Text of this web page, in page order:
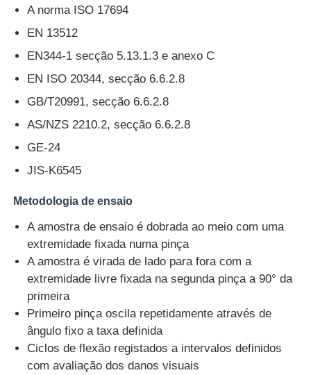
Pedir um orçamento
Equipamento de testes do laboratório
Câmara de Teste Ambiental
Máquina de teste universal
Máquina de testes da abrasão
equipamento de teste de borracha
Equipamento de teste de calçados
A norma ISO 17694
EN 13512
EN344-1 secção 5.13.1.3 e anexo C
EN ISO 20344, secção 6.6.2.8
GB/T20991, secção 6.6.2.8
AS/NZS 2210.2, secção 6.6.2.8
GE-24
JIS-K6545
Metodologia de ensaio
A amostra de ensaio é dobrada ao meio com uma
extremidade fixada numa pinça
A amostra é virada de lado para fora com a
extremidade livre fixada na segunda pinça a 90° da
primeira
Primeiro pinça oscila repetidamente através de
ângulo fixo a taxa definida
Ciclos de flexão registados a intervalos definidos
com avaliação dos danos visuais